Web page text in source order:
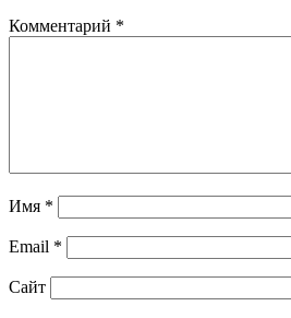
Комментарий *
Имя *
Email *
Сайт